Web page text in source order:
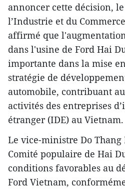
annoncer cette décision,
l’Industrie et du
affirmé que
dans l'usine de Ford Hai
importante dans la mise
stratégie de
automobile, contribuant
activités des entreprises
étranger (IDE) au Vietnam.
Le vice-ministre Do Thang
Comité populaire de Hai
conditions favorables au
Ford Vietnam,